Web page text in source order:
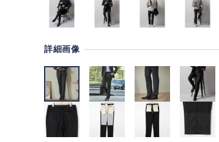
詳細画像